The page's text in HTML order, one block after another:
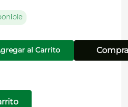
al Carrito